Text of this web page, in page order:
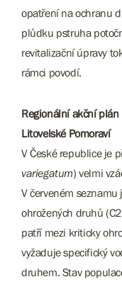
opatření na ochranu
plůdku pstruha
revitalizační úpravy
rámci povodí.
Regionální akční plán
Litovelské Pomoraví
V České republice je
variegatum) velmi
V červeném seznamu
ohrožených druhů
patří mezi kriticky
vyžaduje specifický
druhem. Stav